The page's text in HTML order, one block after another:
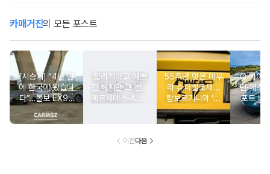
카매거진의 모든 포스트
[시승기] “4년 만
에 한국에 왔습니
다”…볼보 EX90
트윈 퍼포먼스 타
보니
합리적이고 예쁘
긴 하지만 그 뿐...
메르세데스-AMG
55주년 맞은 미우
라 슈퍼벨로체...
람보르기니의 ‘초
경량 유산’
Q 바이
틴·애스
포트 비
티지 에
션’
이전다음